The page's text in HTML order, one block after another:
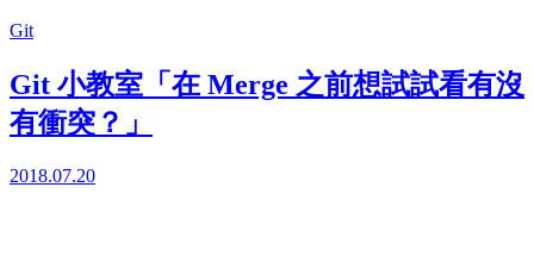
Git
Git 小教室「在 Merge 之前想試試看有沒
有衝突？」
2018.07.20